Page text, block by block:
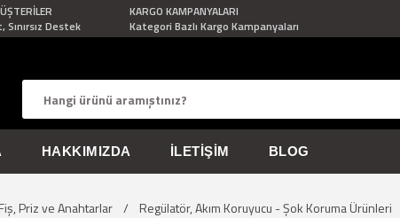
Destek
KARGO KAMPANYALARI
Kategori Bazlı Kargo Kampanyaları
HAKKIMIZDA İLETIŞIM BLOG
Fiş, Priz ve Anahtarlar Regülatör, Akım Koruyucu - Şok Koruma Ürünleri